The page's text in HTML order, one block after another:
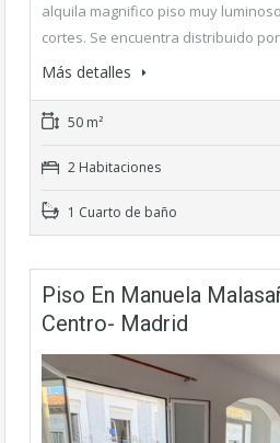
alquila magnifico piso muy
cortes. Se encuentra distribuido
Más detalles
50 m²
2 Habitaciones
1 Cuarto de baño
Piso En Manuela
Centro- Madrid